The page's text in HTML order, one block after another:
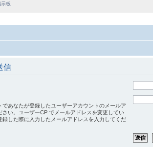
板
信
であなたが登録したユーザーアカウントのメールア
さい。ユーザーCP でメールアドレスを変更してい
録した際に入力したメールアドレスを入力してくだ